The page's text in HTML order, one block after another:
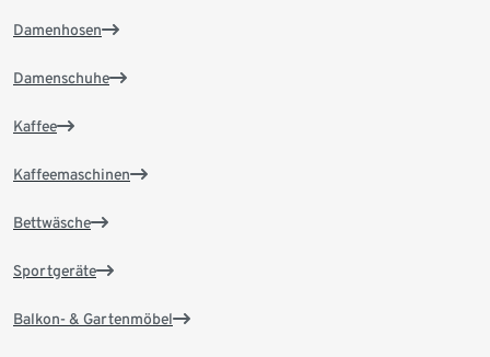
Damenhosen
Damenschuhe
Kaffee
Kaffeemaschinen
Bettwäsche
Sportgeräte
Balkon- & Gartenmöbel